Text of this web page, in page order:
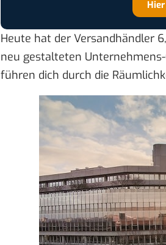
Heute hat der Versandhändler
neu gestalteten
führen dich durch die